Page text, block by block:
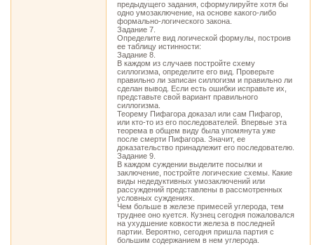
предыдущего задания, сформулируйте хотя бы
одно умозаключение, на основе какого-либо
формально-логического закона.
Задание 7.
Определите вид логической формулы, построив
ее таблицу истинности:
Задание 8.
В каждом из случаев постройте схему
силлогизма, определите его вид. Проверьте
правильно ли записан силлогизм и правильно ли
сделан вывод. Если есть ошибки исправьте их,
представьте свой вариант правильного
силлогизма.
Теорему Пифагора доказал или сам Пифагор,
или кто-то из его последователей. Впервые эта
теорема в общем виду была упомянута уже
после смерти Пифагора. Значит, ее
доказательство принадлежит его последователю.
Задание 9.
В каждом суждении выделите посылки и
заключение, постройте логические схемы. Какие
виды недедуктивных умозаключений или
рассуждений представлены в рассмотренных
условных суждениях.
Чем больше в железе примесей углерода, тем
труднее оно куется. Кузнец сегодня пожаловался
на ухудшение ковкости железа в последней
партии. Вероятно, сегодня пришла партия с
большим содержанием в нем углерода.